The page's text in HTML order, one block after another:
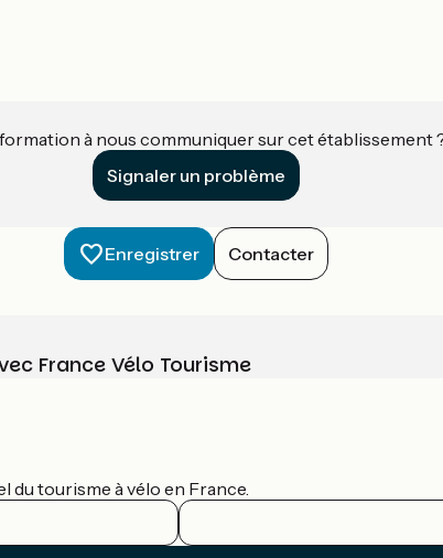
à nous communiquer sur cet établissement
Signaler un problème
Enregistrer Contacter
France Vélo Tourisme
du tourisme à vélo en France.